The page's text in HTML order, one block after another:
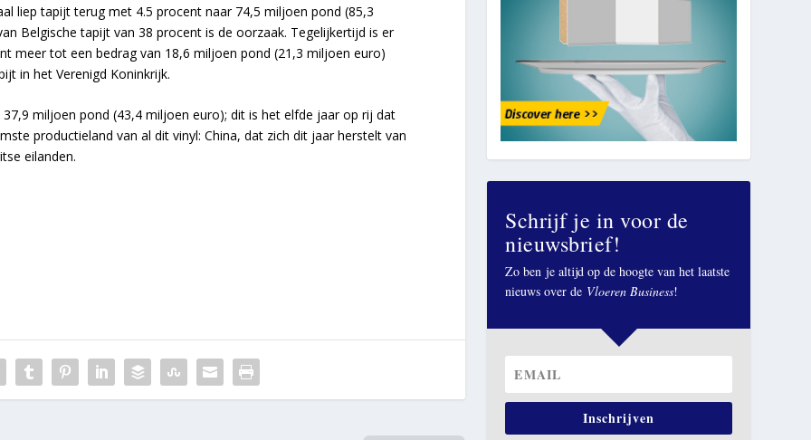
liep tapijt terug met 4.5 procent naar 74,5 miljoen pond (85,3
Belgische tapijt van 38 procent is de oorzaak. Tegelijkertijd is er
meer tot een bedrag van 18,6 miljoen pond (21,3 miljoen euro)
in het Verenigd Koninkrijk.
miljoen pond (43,4 miljoen euro); dit is het elfde jaar op rij dat
productieland van al dit vinyl: China, dat zich dit jaar herstelt van
eilanden.
Schrijf je in voor de
nieuwsbrief!
Zo ben je altijd op de hoogte van het laatste
nieuws over de Vloeren Business!
Inschrijven